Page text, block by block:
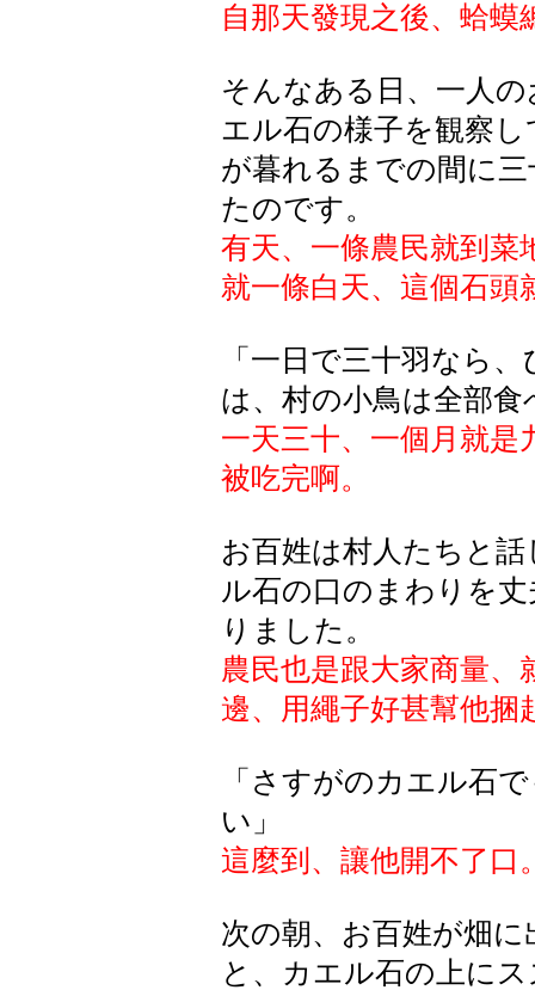
自那天發現之後、蛤蟆
そんなある日、一人
エル石の様子を観察
が暮れるまでの間に
たのです。
有天、一條農民就到菜
就一條白天、這個石頭
「一日で三十羽なら
は、村の小鳥は全部
一天三十、一個月就是
被吃完啊。
お百姓は村人たちと
ル石の口のまわりを
りました。
農民也是跟大家商量、
邊、用繩子好甚幫他捆
「さすがのカエル石
い」
這麼到、讓他開不了口
次の朝、お百姓が畑
と、カエル石の上に